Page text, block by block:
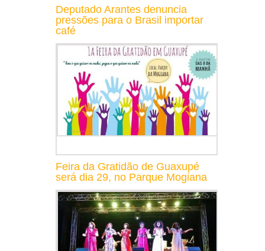
Deputado Arantes denuncia
pressões para o Brasil importar
café
Feira da Gratidão de Guaxupé
será dia 29, no Parque Mogiana